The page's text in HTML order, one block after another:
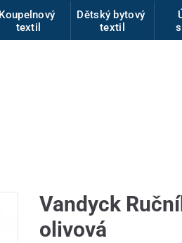
Koupelnový
textil
Dětský bytový
textil
Vandyck
olivová